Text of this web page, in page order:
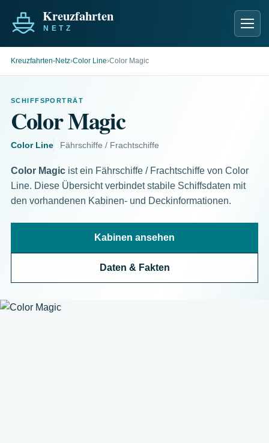
Kreuzfahrten-Netz›Color Line›Color Magic
SCHIFFSPORTRÄT
Color Magic
Color Line Fährschiffe / Frachtschiffe
Color Magic ist ein Fährschiffe / Frachtschiffe von Color
Line. Diese Übersicht verbindet stabile Schiffsdaten mit
den vorhandenen Kabinen- und Deckinformationen.
Kabinen ansehen
Daten & Fakten